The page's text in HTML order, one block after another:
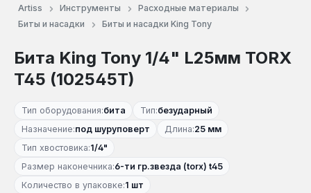
Artiss Инструменты
Расходные материалы
Биты и насадки
Биты и насадки King Tony
Бита King Tony 1/4" L25мм TORX
T45 (102545T)
Тип оборудования:бита Тип:безударный
Назначение:под шуруповерт Длина:25 мм
Тип хвостовика:1/4"
Размер наконечника:6-ти гр.звезда (torx) t45
Количество в упаковке:1 шт